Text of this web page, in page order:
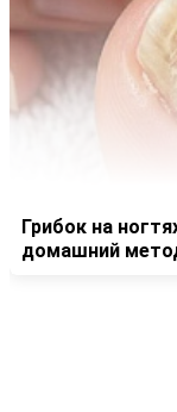
Грибок на
домашний